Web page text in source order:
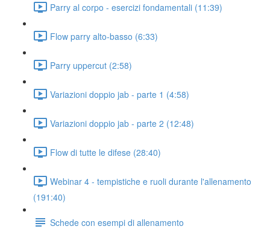
Parry al corpo - esercizi fondamentali (11:39)
Flow parry alto-basso (6:33)
Parry uppercut (2:58)
Variazioni doppio jab - parte 1 (4:58)
Variazioni doppio jab - parte 2 (12:48)
Flow di tutte le difese (28:40)
Webinar 4 - tempistiche e ruoli durante l'allenamento
(191:40)
Schede con esempi di allenamento